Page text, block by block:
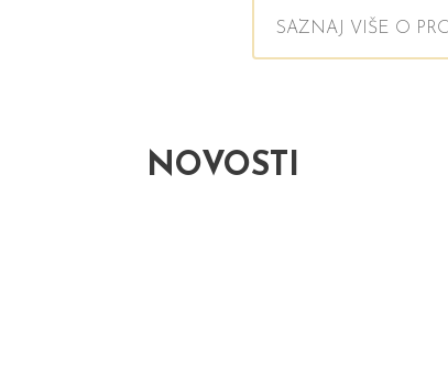
SAZNAJ VIŠE O
NOVOSTI